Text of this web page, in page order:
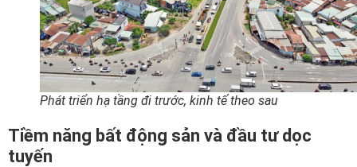
Phát triển hạ tầng đi trước, kinh tế theo sau
Tiềm năng bất động sản và đầu tư dọc
tuyến